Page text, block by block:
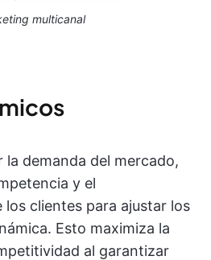
multicanal
la demanda del mercado,
y el
clientes para ajustar los
Esto maximiza la
al garantizar